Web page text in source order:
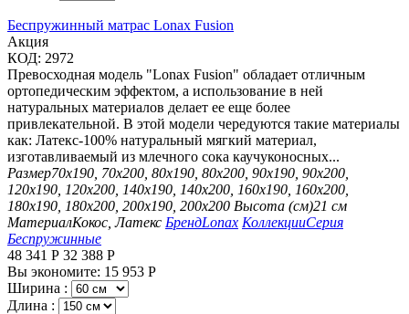
Беспружинный матрас Lonax Fusion
Aкция
КОД: 2972
Превосходная модель "Lonax Fusion" обладает отличным
ортопедическим эффектом, а использование в ней
натуральных материалов делает ее еще более
привлекательной. В этой модели чередуются такие материалы
как: Латекс-100% натуральный мягкий материал,
изготавливаемый из млечного сока каучуконосных...
Размер70х190, 70х200, 80х190, 80х200, 90х190, 90х200,
120х190, 120х200, 140х190, 140х200, 160х190, 160х200,
180х190, 180х200, 200х190, 200х200 Высота (см)21 см
МатериалКокос, Латекс БрендLonax КоллекцииСерия
Беспружинные
48 341 Р 32 388 Р
Вы экономите: 15 953 Р
Ширина :
Длина :